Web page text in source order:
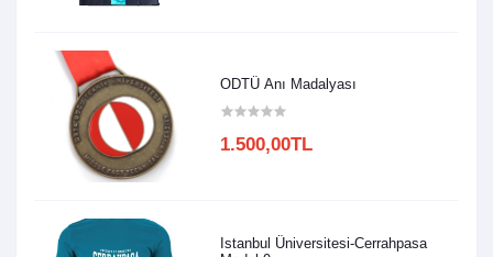
ODTÜ Anı Madalyası
1.500,00TL
Istanbul Üniversitesi-Cerrahpasa